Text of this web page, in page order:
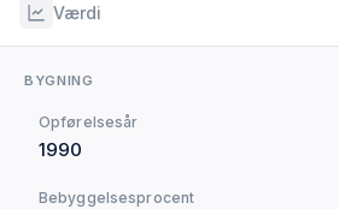
Værdi
BYGNING
Opførelsesår
1990
Bebyggelsesprocent